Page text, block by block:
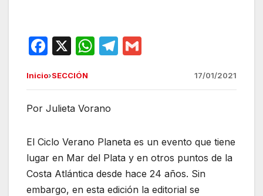
F
c
e
o
o
k
X
W
s
p
p
T
m
Inicio›SECCIÓN 17/01/2021
Por Julieta Vorano
El Ciclo Verano Planeta es un evento que tiene
lugar en Mar del Plata y en otros puntos de la
Costa Atlántica desde hace 24 años. Sin
embargo, en esta edición la editorial se